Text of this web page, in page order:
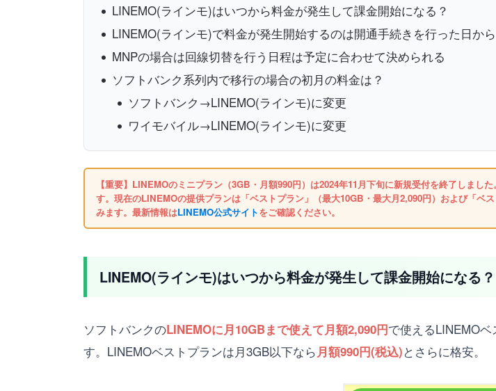
LINEMO(ラインモ)はいつから料金が発生して課金開始になる？
LINEMO(ラインモ)で料金が発生開始するのは開通手続きを行った日から
MNPの場合は回線切替を行う日程は予定に合わせて決められる
ソフトバンク系列内で移行の場合の初月の料金は？
ソフトバンク→LINEMO(ラインモ)に変更
ワイモバイル→LINEMO(ラインモ)に変更
【重要】LINEMOのミニプラン（3GB・月額990円）は2024年11月下旬に新規受付を終了しまし
す。現在のLINEMOの提供プランは「ベストプラン」（最大10GB・最大月2,090円）および「ベ
みます。最新情報はLINEMO公式サイトをご確認ください。
LINEMO(ラインモ)はいつから料金が発生して課金開始になる？
ソフトバンクのLINEMOに月10GBまで使えて月額2,090円で使えるLINEMO
す。LINEMOベストプランは月3GB以下なら 月額990円(税込)とさらに格安。